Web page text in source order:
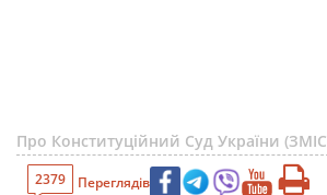
Про Конституційний Суд України
2379 Переглядів